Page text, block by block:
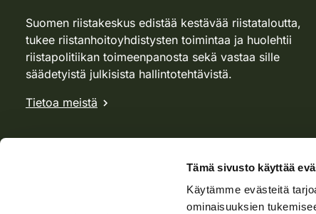
Tämä sivusto käyttää
Käytämme evästeitä
ominaisuuksien
Suomen riistakeskus edistää kestävää riistataloutta,
tukee riistanhoitoyhdistysten toimintaa ja huolehtii
riistapolitiikan toimeenpanosta sekä vastaa sille
säädetyistä julkisista hallintotehtävistä.
Tietoa meistä